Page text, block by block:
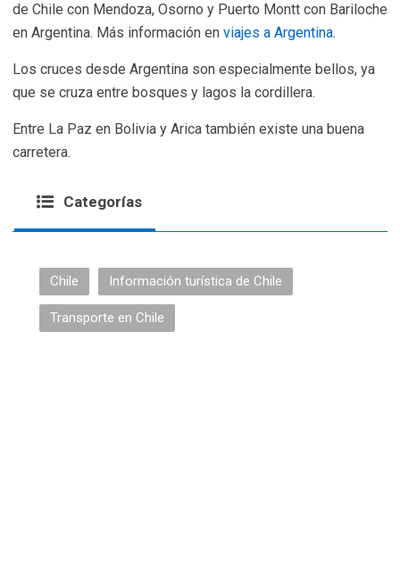
de Chile con Mendoza, Osorno y Puerto Montt con Bariloche
en Argentina. Más información en viajes a Argentina.
Los cruces desde Argentina son especialmente bellos, ya
que se cruza entre bosques y lagos la cordillera.
Entre La Paz en Bolivia y Arica también existe una buena
carretera.
Categorías
Chile Información turística de Chile
Transporte en Chile